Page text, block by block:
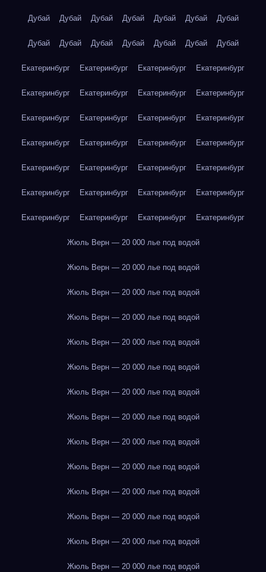
Дубай Дубай Дубай Дубай Дубай Дубай Дубай
Дубай Дубай Дубай Дубай Дубай Дубай Дубай
Екатеринбург Екатеринбург Екатеринбург Екатеринбург
Екатеринбург Екатеринбург Екатеринбург Екатеринбург
Екатеринбург Екатеринбург Екатеринбург Екатеринбург
Екатеринбург Екатеринбург Екатеринбург Екатеринбург
Екатеринбург Екатеринбург Екатеринбург Екатеринбург
Екатеринбург Екатеринбург Екатеринбург Екатеринбург
Екатеринбург Екатеринбург Екатеринбург Екатеринбург
Жюль Верн — 20 000 лье под водой
Жюль Верн — 20 000 лье под водой
Жюль Верн — 20 000 лье под водой
Жюль Верн — 20 000 лье под водой
Жюль Верн — 20 000 лье под водой
Жюль Верн — 20 000 лье под водой
Жюль Верн — 20 000 лье под водой
Жюль Верн — 20 000 лье под водой
Жюль Верн — 20 000 лье под водой
Жюль Верн — 20 000 лье под водой
Жюль Верн — 20 000 лье под водой
Жюль Верн — 20 000 лье под водой
Жюль Верн — 20 000 лье под водой
Жюль Верн — 20 000 лье под водой